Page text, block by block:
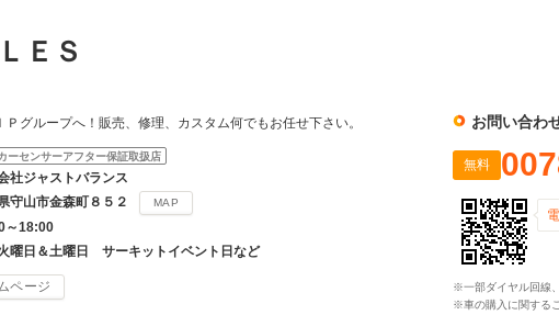
ＥＳ
Ｐグループへ！販売、修理、カスタム何でもお任せ下さい。
ーセンサーアフター保証取扱店
社ジャストバランス
守山市金森町８５２ MAP
～18:00
曜日＆土曜日 サーキットイベント日など
ページ
お問い合わ
無料
※一部ダイヤル回線
※車の購入に関する